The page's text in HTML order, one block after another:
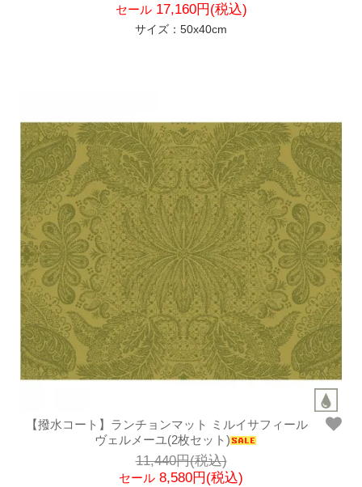
セール17,160円(税込)
サイズ：50x40cm
【撥水コート】ランチョンマット ミルイサフィール
ヴェルメーユ(2枚セット)
11,440円(税込)
セール 8,580円(税込)